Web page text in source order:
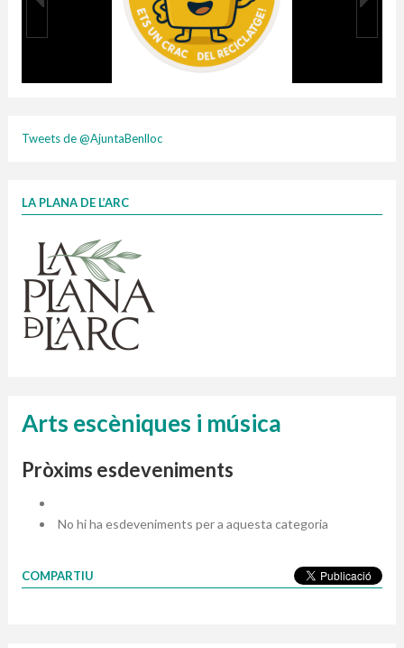
1 contenidors intel·ligents
Finançat per la Unió Europea – NextGenerationEU
Tweets de @AjuntaBenlloc
LA PLANA DE L’ARC
Arts escèniques i música
Pròxims esdeveniments
No hi ha esdeveniments per a aquesta categoria
COMPARTIU